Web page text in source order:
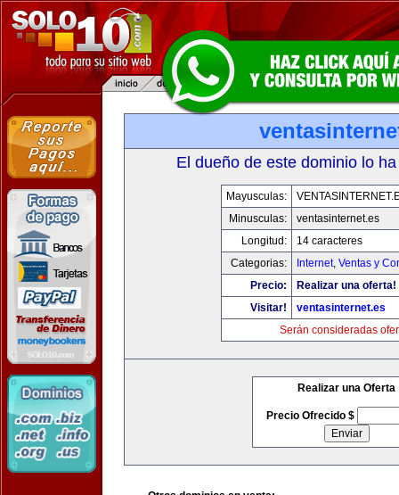
El dueño de este dominio lo
Mayusculas:
Minusculas:
ventasinternet.es
Longitud:
14 caracteres
Categorias:
Internet, Ventas y
Precio:
Realizar una oferta!
Visitar!
ventasinternet.es
Serán consideradas
Realizar una Oferta
Precio Ofrecido $